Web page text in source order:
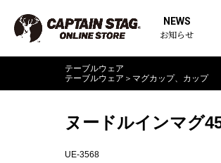
NEWS
お知らせ
テーブルウェア
テーブルウェア ＞ マグカップ、カップ
ヌードルインマグ
UE-3568